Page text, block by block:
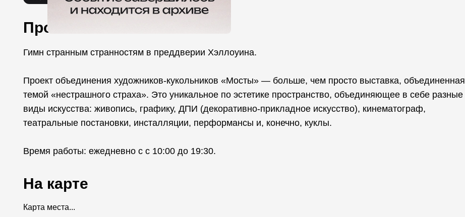
Про событие
Гимн странным странностям в преддверии Хэллоуина.
Проект объединения художников-кукольников «Мосты» — больше, чем просто выставка, объединенная
темой «нестрашного страха». Это уникальное по эстетике пространство, объединяющее в себе разные
виды искусства: живопись, графику, ДПИ (декоративно-прикладное искусство), кинематограф,
театральные постановки, инсталляции, перформансы и, конечно, куклы.
Время работы: ежедневно с с 10:00 до 19:30.
На карте
Карта места...